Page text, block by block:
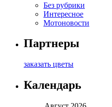
Без рубрики
Интересное
Мотоновости
Партнеры
заказать цветы
Календарь